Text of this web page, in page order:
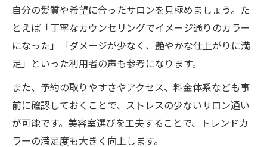
自分の髪質や希望に合ったサロンを見極めましょう。た
とえば「丁寧なカウンセリングでイメージ通りのカラー
になった」「ダメージが少なく、艶やかな仕上がりに満
足」といった利用者の声も参考になります。
また、予約の取りやすさやアクセス、料金体系なども事
前に確認しておくことで、ストレスの少ないサロン通い
が可能です。美容室選びを工夫することで、トレンドカ
ラーの満足度も大きく向上します。